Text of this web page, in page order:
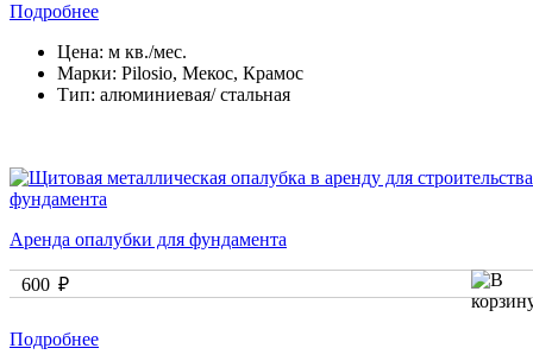
Подробнее
Цена: м кв./мес.
Марки: Pilosio, Мекос, Крамос
Тип: алюминиевая/ стальная
Аренда опалубки для фундамента
600 ₽
Подробнее